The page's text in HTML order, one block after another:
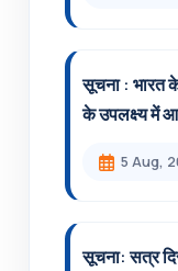
सूचना : भारत के
के उपलक्ष्य में
5 Aug,
सूचना: सत्र